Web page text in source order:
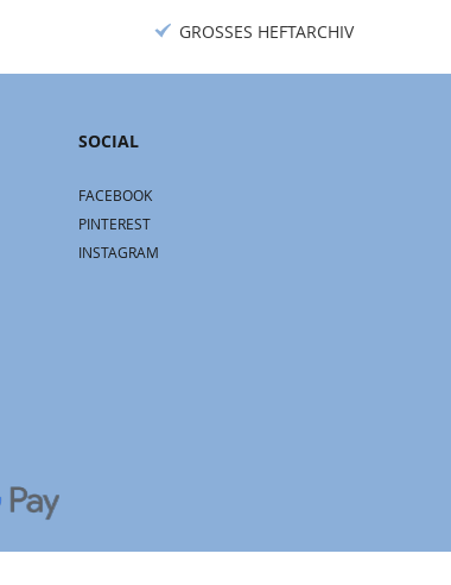
GROSSES HEFTARCHIV
SOCIAL
FACEBOOK
PINTEREST
INSTAGRAM